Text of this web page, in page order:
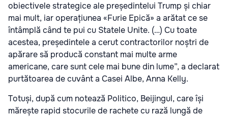
obiectivele strategice ale președintelui Trump și chiar
mai mult, iar operațiunea «Furie Epică» a arătat ce se
întâmplă când te pui cu Statele Unite. (…) Cu toate
acestea, președintele a cerut contractorilor noștri de
apărare să producă constant mai multe arme
americane, care sunt cele mai bune din lume”, a declarat
purtătoarea de cuvânt a Casei Albe, Anna Kelly.
Totuși, după cum notează Politico, Beijingul, care își
mărește rapid stocurile de rachete cu rază lungă de